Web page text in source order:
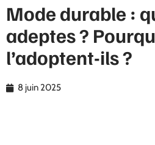
Mode durable :
adeptes ?
l’adoptent-ils ?
8 juin 2025